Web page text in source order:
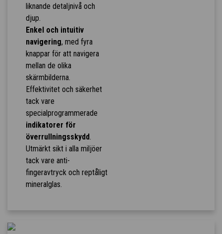
liknande detaljnivå och
djup.
Enkel och intuitiv
navigering, med fyra
knappar för att navigera
mellan de olika
skärmbilderna.
Effektivitet och säkerhet
tack vare
specialprogrammerade
indikatorer för
överrullningsskydd.
Utmärkt sikt i alla miljöer
tack vare anti-
fingeravtryck och reptåligt
mineralglas.